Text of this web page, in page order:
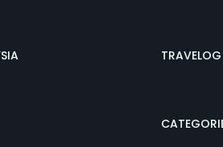
TRAVELOG